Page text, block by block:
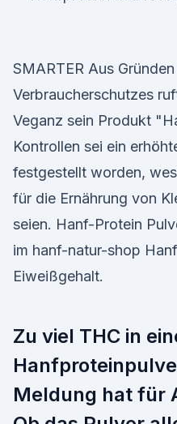
SMARTER Aus
Verbraucherschutzes
Veganz sein Produkt
Kontrollen sei ein
festgestellt worden,
für die Ernährung von
seien. Hanf-Protein
im hanf-natur-shop
Eiweißgehalt.
Zu viel THC in
Meldung hat für